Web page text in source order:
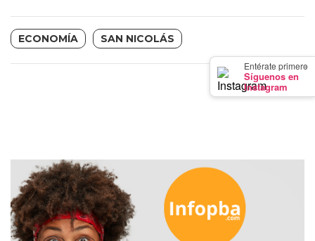
×
Entérate primero
Síguenos en
Instagram
DE
PERGAMINO
LOS
DEPORTIVOS
EN
PERGAMINO
SUPLEMENTOS
DEPORTIVOS
ECONOMÍA SAN NICOLÁS